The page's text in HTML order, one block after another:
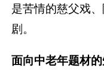
是苦情的慈父戏
剧。
面向中老年题材